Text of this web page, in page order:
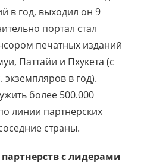
в год, выходил он 9
портал стал
печатных изданий
Паттайи и Пхукета (с
в год).
более 500.000
линии партнерских
страны.
с лидерами